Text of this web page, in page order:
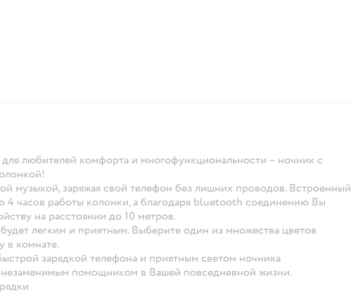
любителей комфорта и многофункциональности – ночник с
музыкой, заряжая свой телефон без лишних проводов. Встроенный
4 часов работы колонки, а благодаря bluetooth соединению Вы
на расстоянии до 10 метров.
легким и приятным. Выберите один из множества цветов
в комнате.
зарядкой телефона и приятным светом ночника
незаменимым помощником в Вашей повседневной жизни.